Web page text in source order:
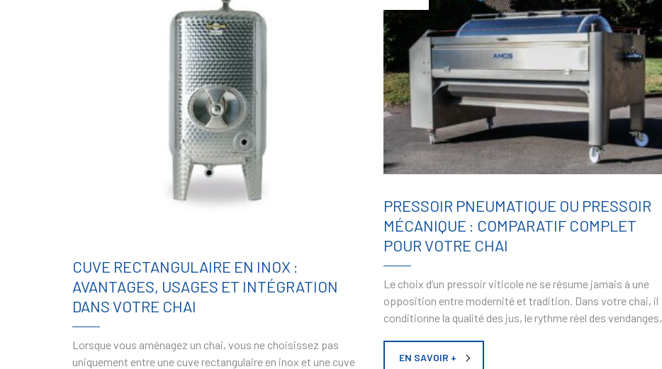
CUVE RECTANGULAIRE EN INOX :
AVANTAGES, USAGES ET INTÉGRATION
DANS VOTRE CHAI
Lorsque vous aménagez un chai, vous ne choisissez pas
uniquement entre une cuve rectangulaire en inox et une cuve
PRESSOIR PNEUMATIQUE OU PRESSOIR
MÉCANIQUE : COMPARATIF COMPLET
POUR VOTRE CHAI
Le choix d’un pressoir viticole ne se résume jamais à une
opposition entre modernité et tradition. Dans votre chai, il
conditionne la qualité des jus, le rythme réel des vendanges,
EN SAVOIR +